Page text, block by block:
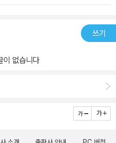
고맙게 마주하는 시간이었습니다.~
어르신이 있었습니다. 무슨 무슨
보름달에 아이와 아내가 없는 한
쓴 술 한잔을 걸치는 우리내의 사
쓰기
이 없습니다